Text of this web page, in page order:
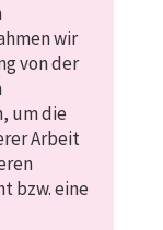
wir
von der
um die
Arbeit
bzw. eine